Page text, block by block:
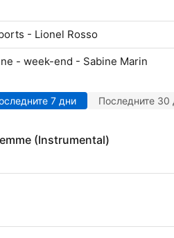
- Lionel Rosso
- week-end - Sabine Marin
7 дни Последните 30
(Instrumental)